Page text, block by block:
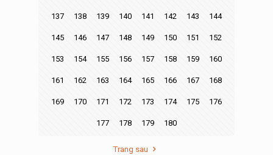
137 138 139 140 141 142 143 144
145 146 147 148 149 150 151 152
153 154 155 156 157 158 159 160
161 162 163 164 165 166 167 168
169 170 171 172 173 174 175 176
177 178 179 180
Trang sau